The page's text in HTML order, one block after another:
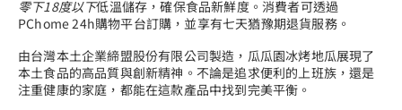
零下18度以下低溫儲存，確保食品新鮮度。消費者可透過
PChome 24h購物平台訂購，並享有七天猶豫期退貨服務。
由台灣本土企業締盟股份有限公司製造，瓜瓜園冰烤地瓜展現了
本土食品的高品質與創新精神。不論是追求便利的上班族，還是
注重健康的家庭，都能在這款產品中找到完美平衡。